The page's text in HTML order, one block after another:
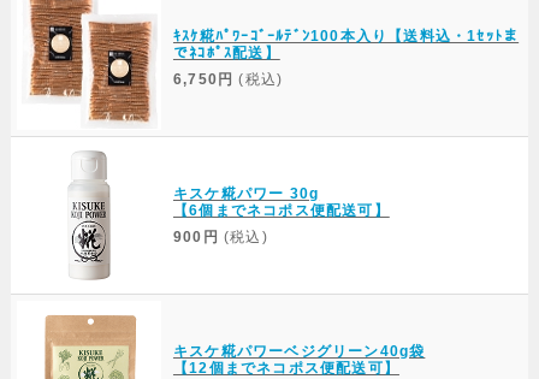
ｷｽｹ糀ﾊﾟﾜｰｺﾞｰﾙﾃﾞﾝ100本入り【送料込・1ｾｯﾄま
でﾈｺﾎﾟｽ配送】
6,750円 (税込)
キスケ糀パワー 30g
【6個までネコポス便配送可】
900円 (税込)
キスケ糀パワーベジグリーン40g袋
【12個までネコポス便配送可】